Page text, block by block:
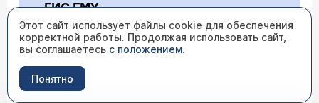
ГИС ГМУ
Перейти
ИМЕЮТСЯ ПРОТИВОПОКАЗАНИЯ НЕОБХОДИМО
Этот сайт использует файлы cookie для обеспечения
корректной работы. Продолжая использовать сайт,
вы соглашаетесь с положением.
Понятно